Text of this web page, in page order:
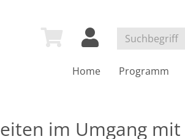
Home Programm
im Umgang mit